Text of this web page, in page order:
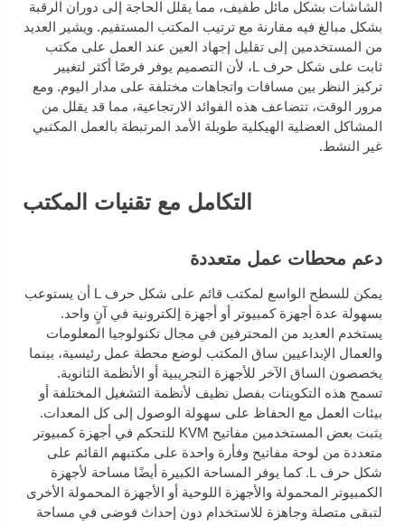
الشاشات بشكل مائل طفيف، مما يقلل الحاجة إلى دوران الرقبة
بشكل مبالغ فيه مقارنة مع ترتيب المكتب المستقيم. ويشير العديد
من المستخدمين إلى تقليل إجهاد العين عند العمل على مكتب
ثابت على شكل حرف L، لأن التصميم يوفر فرصًا أكثر لتغيير
تركيز النظر بين مسافات واتجاهات مختلفة على مدار اليوم. ومع
مرور الوقت، تتضاعف هذه الفوائد الارتجاعية، مما قد يقلل من
المشاكل العضلية الهيكلية طويلة الأمد المرتبطة بالعمل المكتبي
غير النشط.
التكامل مع تقنيات المكتب
دعم محطات عمل متعددة
يمكن للسطح الواسع لمكتب قائم على شكل حرف L أن يستوعب
بسهولة عدة أجهزة كمبيوتر أو أجهزة إلكترونية في آنٍ واحد.
يستخدم العديد من المحترفين في مجال تكنولوجيا المعلومات
والعمال الإبداعيين ساق المكتب لوضع محطة عمل رئيسية، بينما
يخصصون الساق الآخر للأجهزة التجريبية أو الأنظمة الثانوية.
تسمح هذه التكوينات بفصل نظيف لأنظمة التشغيل المختلفة أو
بيئات العمل مع الحفاظ على سهولة الوصول إلى كل المعدات.
يثبت بعض المستخدمين مفاتيح KVM للتحكم في أجهزة كمبيوتر
متعددة من لوحة مفاتيح وفأرة واحدة على مكتبهم القائم على
شكل حرف L. كما يوفر المساحة الكبيرة أيضًا مساحة لأجهزة
الكمبيوتر المحمولة والأجهزة اللوحية أو الأجهزة المحمولة الأخرى
لتبقى متصلة وجاهزة للاستخدام دون إحداث فوضى في مساحة